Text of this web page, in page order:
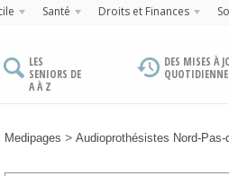
Santé Droits et Finances
LES
SENIORS DE
A À Z
DES MISES À
Medipages > Audioprothésistes Nord-Pas-